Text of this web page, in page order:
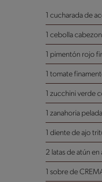
1 cucharada de
1 cebolla
1 pimentón rojo
1 tomate
1 zucchini verde
1 zanahoria
1 diente de ajo
2 latas de atún
1 sobre de